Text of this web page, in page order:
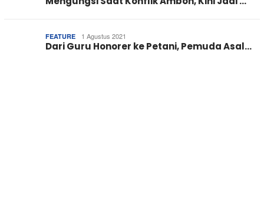
FEATURE 1 Agustus 2021
Dari Guru Honorer ke Petani, Pemuda Asal…